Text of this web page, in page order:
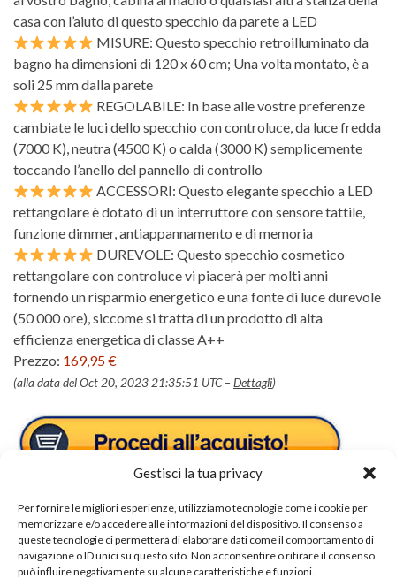
Gestisci la tua privacy
Per fornire le migliori esperienze, utilizziamo tecnologie come i cookie per
memorizzare e/o accedere alle informazioni del dispositivo. Il consenso a
queste tecnologie ci permetterà di elaborare dati come il comportamento di
navigazione o ID unici su questo sito. Non acconsentire o ritirare il consenso
può influire negativamente su alcune caratteristiche e funzioni.
casa con l’aiuto di questo specchio da parete a LED
MISURE: Questo specchio retroilluminato da
bagno ha dimensioni di 120 x 60 cm; Una volta montato, è a
soli 25 mm dalla parete
REGOLABILE: In base alle vostre preferenze
cambiate le luci dello specchio con controluce, da luce fredda
(7000 K), neutra (4500 K) o calda (3000 K) semplicemente
toccando l’anello del pannello di controllo
ACCESSORI: Questo elegante specchio a LED
rettangolare è dotato di un interruttore con sensore tattile,
funzione dimmer, antiappannamento e di memoria
DUREVOLE: Questo specchio cosmetico
rettangolare con controluce vi piacerà per molti anni
fornendo un risparmio energetico e una fonte di luce durevole
(50 000 ore), siccome si tratta di un prodotto di alta
efficienza energetica di classe A++
Prezzo: 169,95 €
(alla data del Oct 20, 2023 21:35:51 UTC – Dettagli)